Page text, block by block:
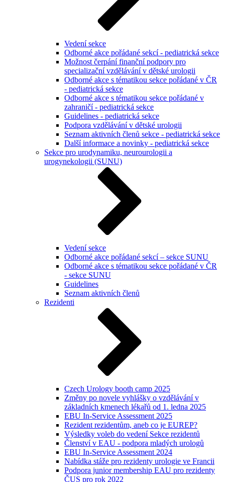
Vedení sekce
Odborné akce pořádané sekcí - pediatrická sekce
Možnost čerpání finanční podpory pro
specializační vzdělávání v dětské urologii
Odborné akce s tématikou sekce pořádané v ČR
- pediatrická sekce
Odborné akce s tématikou sekce pořádané v
zahraničí - pediatrická sekce
Guidelines - pediatrická sekce
Podpora vzdělávání v dětské urologii
Seznam aktivních členů sekce - pediatrická sekce
Další informace a novinky - pediatrická sekce
Sekce pro urodynamiku, neurourologii a
urogynekologii (SUNU)
Vedení sekce
Odborné akce pořádané sekcí – sekce SUNU
Odborné akce s tématikou sekce pořádané v ČR
- sekce SUNU
Guidelines
Seznam aktivních členů
Rezidenti
Czech Urology booth camp 2025
Změny po novele vyhlášky o vzdělávání v
základních kmenech lékařů od 1. ledna 2025
EBU In-Service Assessment 2025
Rezident rezidentům, aneb co je EUREP?
Výsledky voleb do vedení Sekce rezidentů
Členství v EAU - podpora mladých urologů
EBU In-Service Assessment 2024
Nabídka stáže pro rezidenty urologie ve Francii
Podpora junior membership EAU pro rezidenty
ČUS pro rok 2022